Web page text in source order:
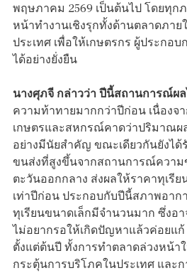
พฤษภาคม 2569 เป็นต้นไป โดยทุก
หน้าทำงานเชิงรุกทั้งด้านตลาดภาย
ประเทศ เพื่อให้เกษตรกร ผู้ประกอ
ได้อย่างยั่งยืน
นางศุภจี กล่าวว่า ปีนี้สถานการณ์ผ
ความท้าทายมากกว่าปีก่อน เนื่องจ
เกษตรและสหกรณ์คาดว่าปริมาณผ
อย่างมีนัยสำคัญ ขณะเดียวกันยังไ
ขนส่งที่สูงขึ้นจากสถานการณ์ความ
ตะวันออกกลาง ส่งผลให้ราคาทุเรีย
เท่าปีก่อน ประกอบกับปีนี้สภาพอาก
ทุเรียนขนาดเล็กมีจำนวนมาก ซึ่งอ
ไม่อยากรอให้เกิดปัญหาแล้วค่อยแก้
ตั้งแต่ต้นปี ทั้งการทำตลาดล่วงหน้าใ
กระตุ้นการบริโภคในประเทศ และ